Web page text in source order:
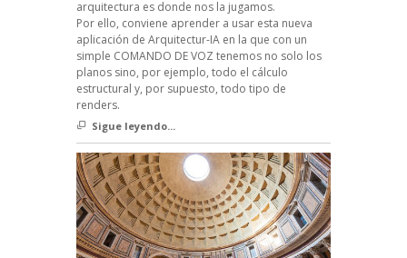
arquitectura es donde nos la jugamos.
Por ello, conviene aprender a usar esta nueva
aplicación de Arquitectur-IA en la que con un
simple COMANDO DE VOZ tenemos no solo los
planos sino, por ejemplo, todo el cálculo
estructural y, por supuesto, todo tipo de
renders.
Sigue leyendo...